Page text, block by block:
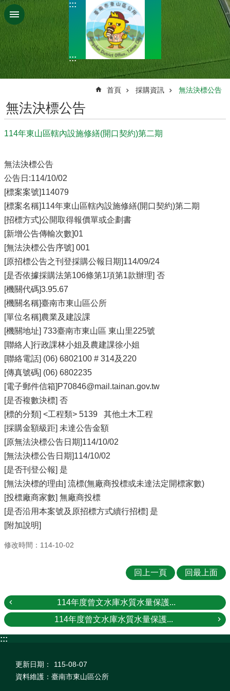
跳到主要內容區塊
:::
:::
首頁 採購資訊 無法決標公告
無法決標公告
114年東山區轄內設施修繕(開口契約)第二期
無法決標公告
公告日:114/10/02
[標案案號]114079
[標案名稱]114年東山區轄內設施修繕(開口契約)第二期
[招標方式]公開取得報價單或企劃書
[新增公告傳輸次數]01
[無法決標公告序號] 001
[原招標公告之刊登採購公報日期]114/09/24
[是否依據採購法第106條第1項第1款辦理] 否
[機關代碼]3.95.67
[機關名稱]臺南市東山區公所
[單位名稱]農業及建設課
[機關地址] 733臺南市東山區 東山里225號
[聯絡人]行政課林小姐及農建課徐小姐
[聯絡電話] (06) 6802100 # 314及220
[傳真號碼] (06) 6802235
[電子郵件信箱]P70846@mail.tainan.gov.tw
[是否複數決標] 否
[標的分類] <工程類> 5139 其他土木工程
[採購金額級距] 未達公告金額
[原無法決標公告日期]114/10/02
[無法決標公告日期]114/10/02
[是否刊登公報] 是
[無法決標的理由] 流標(無廠商投標或未達法定開標家數)
[投標廠商家數] 無廠商投標
[是否沿用本案號及原招標方式續行招標] 是
[附加說明]
修改時間：114-10-02
回上一頁 回最上面
114年度曾文水庫水質水量保護...
114年度曾文水庫水質水量保護...
:::
更新日期：
115-08-07
資料維護：臺南市東山區公所